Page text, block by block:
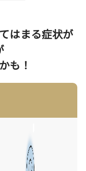
できないことで違
の異常からくるも
のの２つに分類が
の異常が強く疑わ
て下さい。
経に起こった炎症
乗り物酔い治療薬
もあります。
はまる症状が
も！